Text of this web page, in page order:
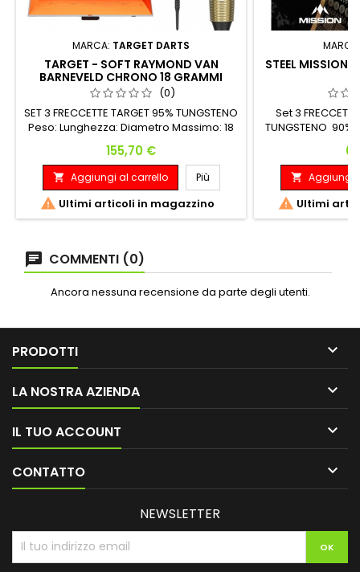
MARCA: TARGET DARTS
TARGET - SOFT RAYMOND VAN
BARNEVELD CHRONO 18 GRAMMI
(0)
SET 3 FRECCETTE TARGET 95% TUNGSTENO
Peso: Lunghezza: Diametro Massimo: 18
Prezzo
155,70 €
 Aggiungi al carrello Più
 Ultimi articoli in magazzino
STEEL MISSION
Set 3
TUNGSTENO
 Aggiungi
 Ultimi
COMMENTI (0)
Ancora nessuna recensione da parte degli utenti.
PRODOTTI 
LA NOSTRA AZIENDA 
IL TUO ACCOUNT 
CONTATTO 
NEWSLETTER